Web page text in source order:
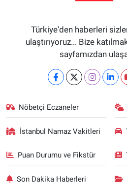
Türkiye'den haberleri
ulaştırıyoruz... Bize
sayfamızdan
Nöbetçi Eczaneler
İstanbul Namaz Vakitleri
Puan Durumu ve Fikstür
Son Dakika Haberleri